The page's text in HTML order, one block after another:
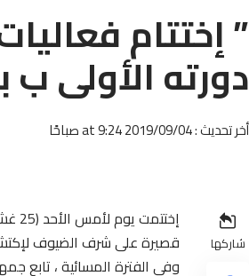
” إختتام
دورته الأولى
أخر تحديث : 2019/09/04 at 9:24 صباحًا
شاركها
قصيرة على شرف الضيوف